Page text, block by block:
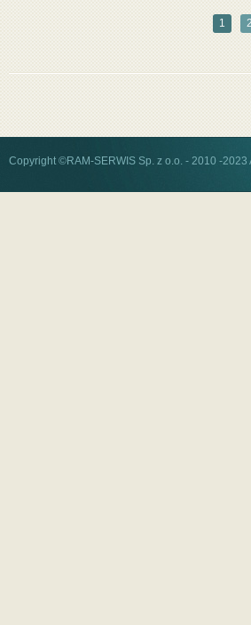
1 2
Copyright ©RAM-SERWIS Sp. z o.o. - 2010 -